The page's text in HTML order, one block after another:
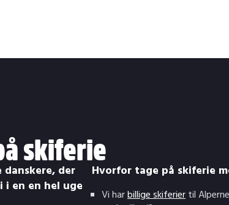
skiferie
der
i en en hel uge
Hvorfor tage på skiferie
Vi harbillige skiferiertil